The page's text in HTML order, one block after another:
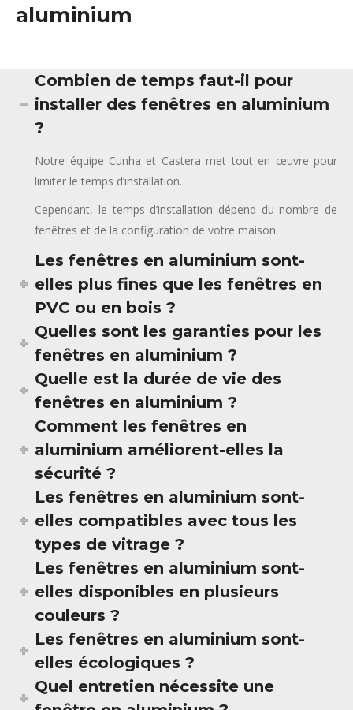
aluminium
Combien de temps faut-il pour
installer des fenêtres en aluminium
?
Notre équipe Cunha et Castera met tout en œuvre pour
limiter le temps d’installation.
Cependant, le temps d’installation dépend du nombre de
fenêtres et de la configuration de votre maison.
Les fenêtres en aluminium sont-
elles plus fines que les fenêtres en
PVC ou en bois ?
Quelles sont les garanties pour les
fenêtres en aluminium ?
Quelle est la durée de vie des
fenêtres en aluminium ?
Comment les fenêtres en
aluminium améliorent-elles la
sécurité ?
Les fenêtres en aluminium sont-
elles compatibles avec tous les
types de vitrage ?
Les fenêtres en aluminium sont-
elles disponibles en plusieurs
couleurs ?
Les fenêtres en aluminium sont-
elles écologiques ?
Quel entretien nécessite une